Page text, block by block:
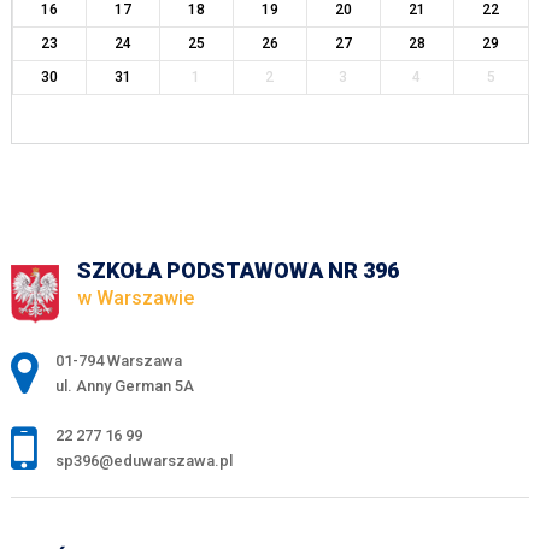
16
17 18 19 20 21
22
23
24 25 26 27 28
29
30
31 1 2 3 4 5
SZKOŁA PODSTAWOWA NR 396
w Warszawie
Adres pocztowy:
01-794 Warszawa
ul. Anny German 5A
22 277 16 99
sp396@eduwarszawa.pl